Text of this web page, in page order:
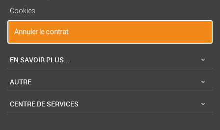
Cookies
Annuler le contrat
EN SAVOIR PLUS...
AUTRE
CENTRE DE SERVICES